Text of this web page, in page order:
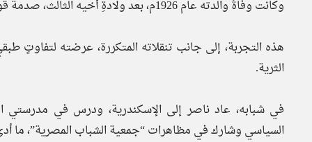
وكانت وفاةُ والدته عام 1926م، بعد ولادةِ أخيه الثالث، صدمةً قوية له، خاصةً أن والده تزوّج مرةً أخرى بعد فترة وجيزة.
هذه التجربة، إلى جانب تنقلاته المتكررة، عرضته
الثرية.
في شبابه، عاد ناصر إلى الإسكندرية، ودرس في مدرستي
السياسي وشارك في مظاهرات “جمعية الشباب المصرية”، ما أدى